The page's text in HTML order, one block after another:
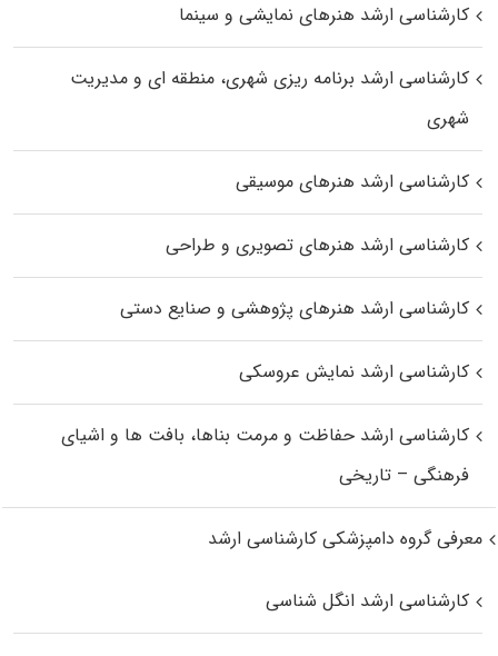
کارشناسی ارشد هنرهای نمایشی و سینما
کارشناسی ارشد برنامه ریزی شهری، منطقه‌ ای و مدیریت
شهری
کارشناسی ارشد هنرهای موسیقی
کارشناسی ارشد هنرهای تصویری و طراحی
کارشناسی ارشد هنرهای پژوهشی و صنایع دستی
کارشناسی ارشد نمایش عروسکی
کارشناسی ارشد حفاظت و مرمت بناها، بافت‌ ها و اشیای
فرهنگی – تاریخی
معرفی گروه دامپزشکی کارشناسی ارشد
کارشناسی ارشد انگل شناسی